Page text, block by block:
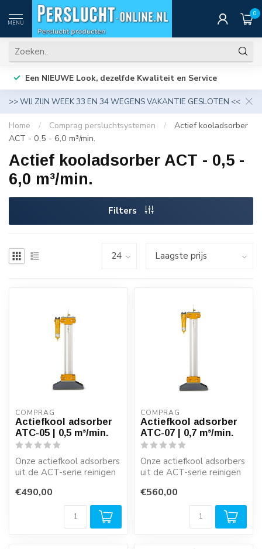
MENU
0
Een NIEUWE Look, dezelfde Kwaliteit en Service
>> WIJ ZIJN WEEK 33 EN 34 WEGENS VAKANTIE GESLOTEN <<
Home / Comprag persluchtsystemen /
Actief kooladsorber
ACT - 0,5 - 6,0 m³/min.
Actief kooladsorber ACT - 0,5 -
6,0 m³/min.
Filters
COMPRAG
Actiefkool adsorber
ATC-05 | 0,5 m³/min.
Onze actiefkool adsorbers
uit de ACT-serie reinigen
betrouwb...
€490,00
COMPRAG
Actiefkool adsorber
ATC-07 | 0,7 m³/min.
Onze actiefkool adsorbers
uit de ACT-serie reinigen
betrouwb...
€560,00